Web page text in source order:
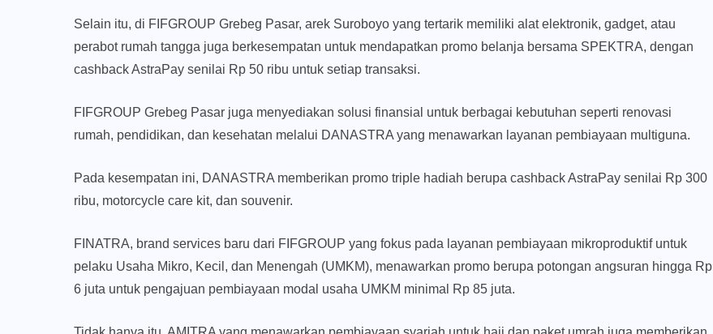
Selain itu, di FIFGROUP Grebeg Pasar, arek Suroboyo yang tertarik memiliki alat elektronik, gadget, atau
perabot rumah tangga juga berkesempatan untuk mendapatkan promo belanja bersama SPEKTRA, dengan
cashback AstraPay senilai Rp 50 ribu untuk setiap transaksi.
FIFGROUP Grebeg Pasar juga menyediakan solusi finansial untuk berbagai kebutuhan seperti renovasi
rumah, pendidikan, dan kesehatan melalui DANASTRA yang menawarkan layanan pembiayaan multiguna.
Pada kesempatan ini, DANASTRA memberikan promo triple hadiah berupa cashback AstraPay senilai Rp 300
ribu, motorcycle care kit, dan souvenir.
FINATRA, brand services baru dari FIFGROUP yang fokus pada layanan pembiayaan mikroproduktif untuk
pelaku Usaha Mikro, Kecil, dan Menengah (UMKM), menawarkan promo berupa potongan angsuran hingga Rp
6 juta untuk pengajuan pembiayaan modal usaha UMKM minimal Rp 85 juta.